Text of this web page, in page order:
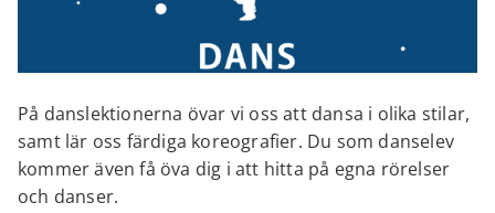
På danslektionerna övar vi oss att dansa i olika stilar,
samt lär oss färdiga koreografier. Du som danselev
kommer även få öva dig i att hitta på egna rörelser
och danser.